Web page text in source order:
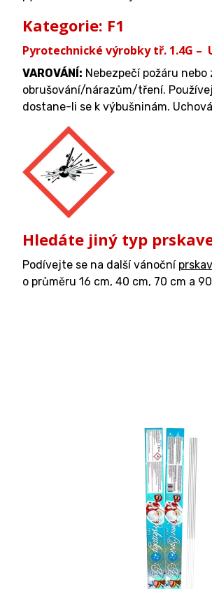
Kategorie: F1
Pyrotechnické výrobky tř. 1.4G –
VAROVÁNÍ: Nebezpečí požáru
obrušování/nárazům/tření.
dostane-li se k výbušninám.
Hledáte jiný typ
Podívejte se na další vánoční
o průměru 16 cm, 40 cm, 70 cm a